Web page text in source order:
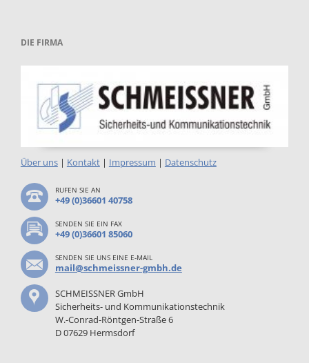
DIE FIRMA
Über uns| Kontakt| Impressum | Datenschutz
RUFEN SIE AN
+49 (0)36601 40758
SENDEN SIE EIN FAX
+49 (0)36601 85060
SENDEN SIE UNS EINE E-MAIL
mail@schmeissner-gmbh.de
SCHMEISSNER GmbH
Sicherheits- und Kommunikationstechnik
W.-Conrad-Röntgen-Straße 6
D 07629 Hermsdorf